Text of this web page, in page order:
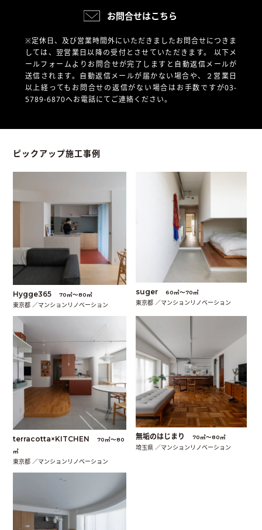
お問合せはこちら
※定休日、及び営業時間外にいただきましたお問合せにつきま
しては、翌営業日以降の受付とさせていただきます。 以下メ
ールフォームよりお問合せが完了しますと自動返信メールが
送信されます。自動返信メールが届かない場合や、
２営業日
以上経ってもお問合せの返信がない場合はお手数ですが03-
5789-6870へお電話にてご連絡ください。
ピックアップ施工事例
Hygge365 70㎡〜80㎡
東京都 ／マンションリノベーション
suger 60㎡〜70㎡
東京都 ／マンションリノベーション
terracotta×KITCHEN
70㎡〜80
㎡
東京都 ／マンションリノベーション
無垢のはじまり 70㎡〜80㎡
埼玉県 ／マンションリノベーション